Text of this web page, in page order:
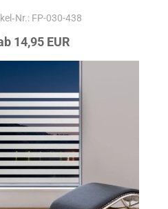
FP-030-438
14,95 EUR